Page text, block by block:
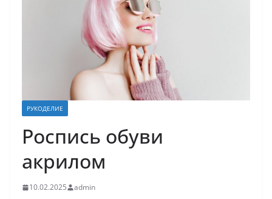
РУКОДЕЛИЕ
Роспись обуви
акрилом
10.02.2025 admin